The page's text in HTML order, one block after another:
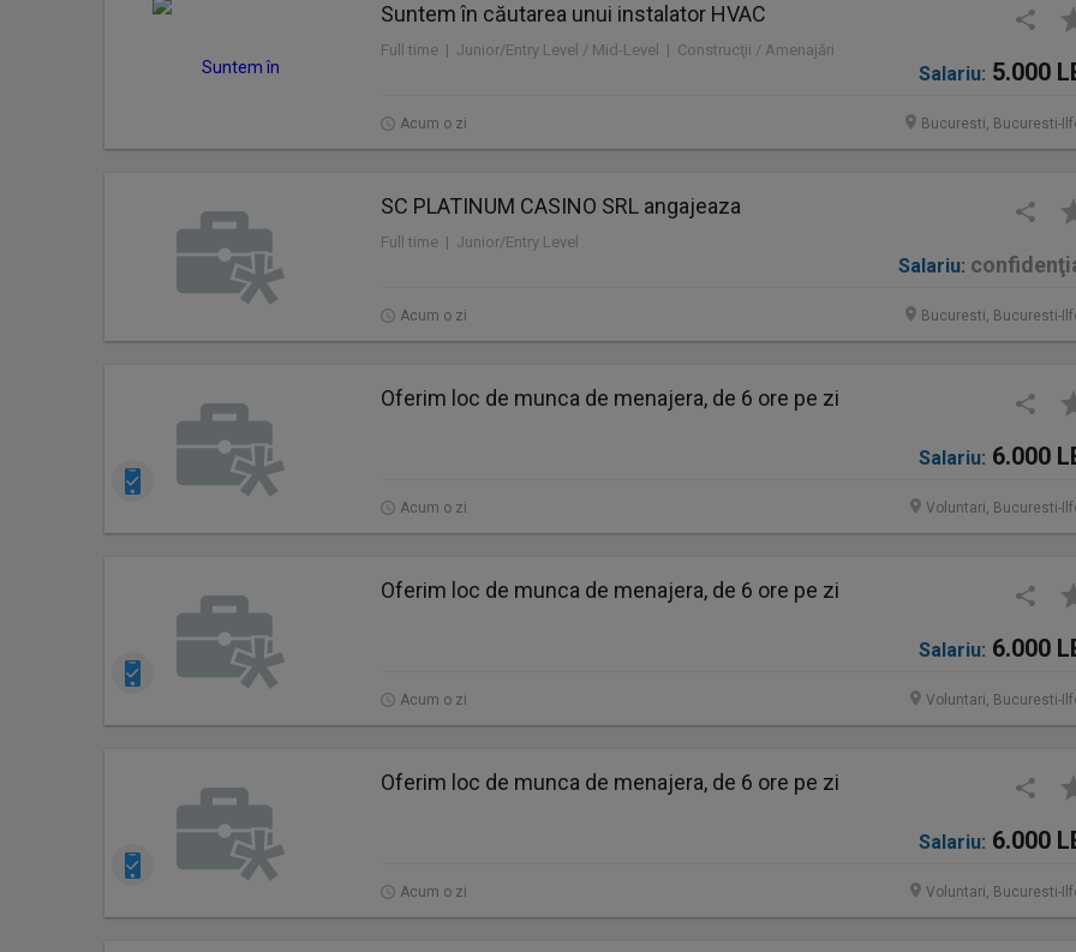
Suntem în căutarea unui instalator HVAC
Full time | Junior/Entry Level / Mid-Level | Construcţii / Amenajări
Salariu: 5.000
Acum o zi Bucuresti, Bucuresti-
SC PLATINUM CASINO SRL angajeaza
Full time | Junior/Entry Level
Salariu:
Acum o zi Bucuresti, Bucuresti-
Oferim loc de munca de menajera, de 6 ore pe zi
Salariu: 6.000
Acum o zi Voluntari, Bucuresti-
Oferim loc de munca de menajera, de 6 ore pe zi
Salariu: 6.000
Acum o zi Voluntari, Bucuresti-
Oferim loc de munca de menajera, de 6 ore pe zi
Salariu: 6.000
Acum o zi Voluntari, Bucuresti-